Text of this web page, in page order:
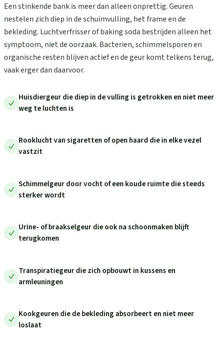
Een stinkende bank is meer dan alleen onprettig. Geuren
nestelen zich diep in de schuimvulling, het frame en de
bekleding. Luchtverfrisser of baking soda bestrijden alleen het
symptoom, niet de oorzaak. Bacterien, schimmelsporen en
organische resten blijven actief en de geur komt telkens terug,
vaak erger dan daarvoor.
Huisdiergeur die diep in de vulling is getrokken en niet meer
weg te luchten is
Rooklucht van sigaretten of open haard die in elke vezel
vastzit
Schimmelgeur door vocht of een koude ruimte die steeds
sterker wordt
Urine- of braakselgeur die ook na schoonmaken blijft
terugkomen
Transpiratiegeur die zich opbouwt in kussens en
armleuningen
Kookgeuren die de bekleding absorbeert en niet meer
loslaat